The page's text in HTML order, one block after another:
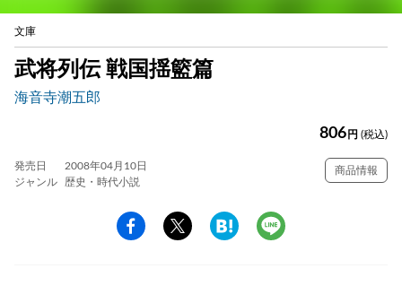
文庫
武将列伝 戦国揺籃篇
海音寺潮五郎
806 円 (税込)
発売日
2008年04月10日
ジャンル
歴史・時代小説
商品情報